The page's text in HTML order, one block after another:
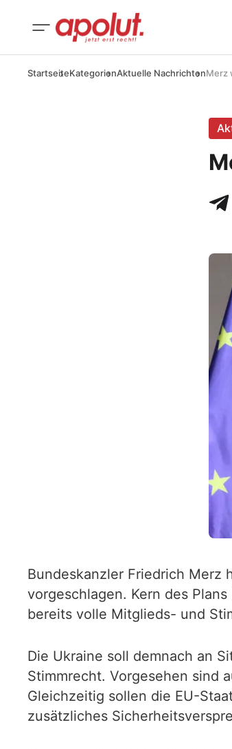
StartseiteKategorienAktuelle NachrichtenMerz
Bundeskanzler Friedrich Merz
vorgeschlagen. Kern des
bereits volle Mitglieds- und
Die Ukraine soll demnach an
Stimmrecht. Vorgesehen sind
Gleichzeitig sollen die EU-
zusätzliches